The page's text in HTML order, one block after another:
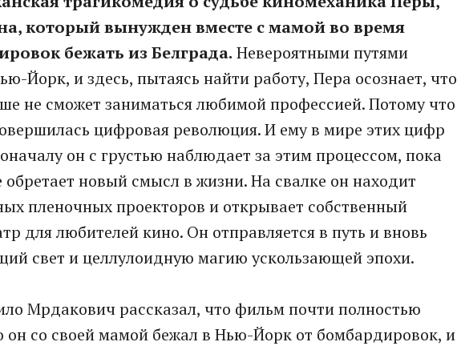
который вынужден вместе с мамой во время
бежать из Белграда. Невероятными путями
Йорк, и здесь, пытаясь найти работу, Пера осознает, что
не сможет заниматься любимой профессией. Потому что
цифровая революция. И ему в мире этих цифр
он с грустью наблюдает за этим процессом, пока
новый смысл в жизни. На свалке он находит
пленочных проекторов и открывает собственный
для любителей кино. Он отправляется в путь и вновь
свет и целлулоидную магию ускользающей эпохи.
Мрдакович рассказал, что фильм почти полностью
он со своей мамой бежал в Нью-Йорк от бомбардировок, и